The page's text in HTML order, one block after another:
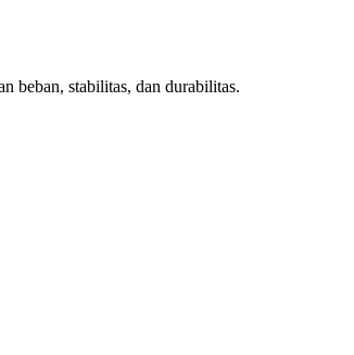
beban, stabilitas, dan durabilitas.